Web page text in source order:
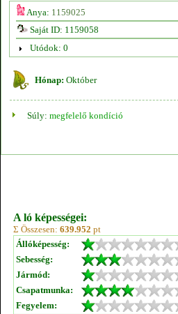
Anya: 1159025
Saját ID: 1159058
Utódok: 0
Hónap: Október
Súly: megfelelő kondíció
A ló képességei:
Σ Összesen: 639.952 pt
Állóképesség:
Sebesség:
Jármód:
Csapatmunka:
Fegyelem: